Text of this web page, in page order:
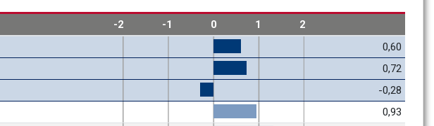
-2 -1 0 1
2
0,60
0,72
-0,28
0,93